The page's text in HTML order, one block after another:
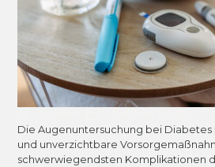
Die Augenuntersuchung bei
und unverzichtbare
schwerwiegendsten Komplikationen